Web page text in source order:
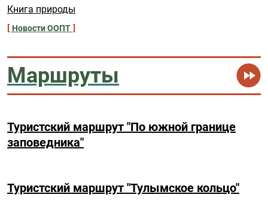
Книга природы
Новости ООПТ
Маршруты
Туристский маршрут "По южной границе
заповедника"
Туристский маршрут "Тулымское кольцо"